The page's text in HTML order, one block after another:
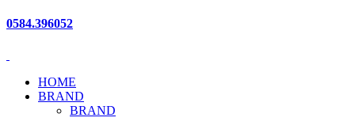
0584.396052
HOME
BRAND
BRAND